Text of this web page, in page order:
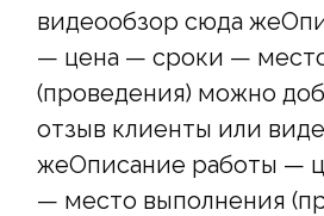
видеообзор сюда
— цена — сроки —
(проведения) можно
отзыв клиенты или
жеОписание работы —
— место выполнения